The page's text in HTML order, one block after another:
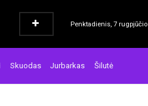
Penktadienis, 7 rugpjūčio
Skuodas Jurbarkas Šilutė